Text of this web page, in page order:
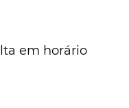
em horário